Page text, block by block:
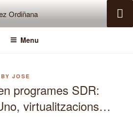
SÁNCHEZ
Menu
BY JOSE
programes SDR:
virtualitzacions…